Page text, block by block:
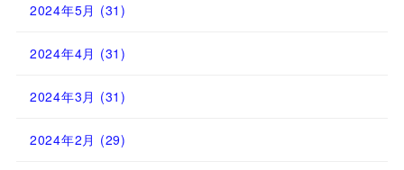
2024年5月 (31)
2024年4月 (31)
2024年3月 (31)
2024年2月 (29)